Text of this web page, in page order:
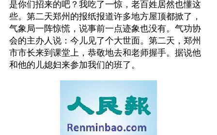
是你们招来的吧？我吃了一惊，老百姓居然也懂这
些。第二天郑州的报纸报道许多地方屋顶都掀了，
气象局一阵惊慌，说事前一点迹象也没有。气功协
会的主办人说：今儿见了个大世面。第二天，郑州
市市长来到课堂上，恭敬地去和老师握手。据说他
和他的儿媳妇来参加我们的班了。